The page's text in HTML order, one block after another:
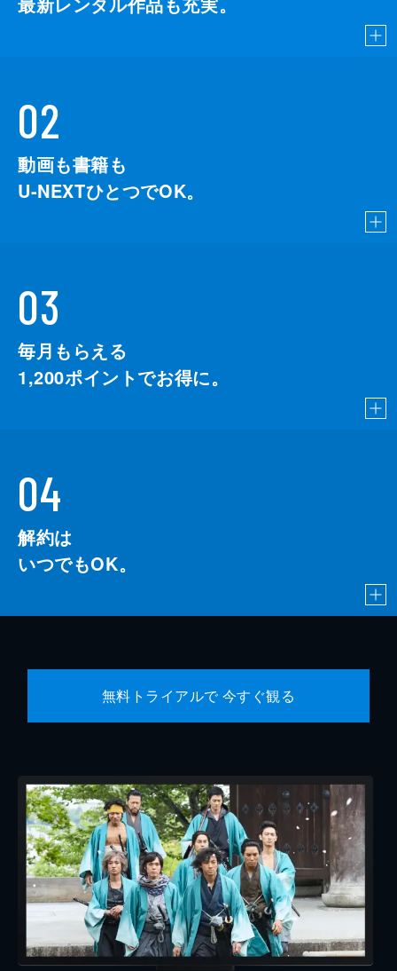
02
動画も書籍も
U-NEXTひとつでOK。
03
毎月もらえる
1,200ポイントでお得に。
04
解約は
いつでもOK。
無料トライアルで 今すぐ観る